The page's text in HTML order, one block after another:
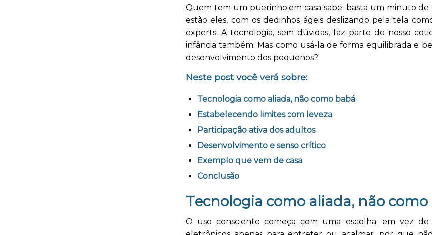
Quem tem um puerinho em casa sabe: basta um minuto de
estão eles, com os dedinhos ágeis deslizando pela tela
experts. A tecnologia, sem dúvidas, faz parte do nosso
infância também. Mas como usá-la de forma equilibrada e
desenvolvimento dos pequenos?
Neste post você verá sobre:
Tecnologia como aliada, não como babá
Estabelecendo limites com leveza
Participação ativa dos adultos
Desenvolvimento e senso crítico
Exemplo que vem de casa
Conclusão
Tecnologia como aliada, não como
O uso consciente começa com uma escolha: em vez de